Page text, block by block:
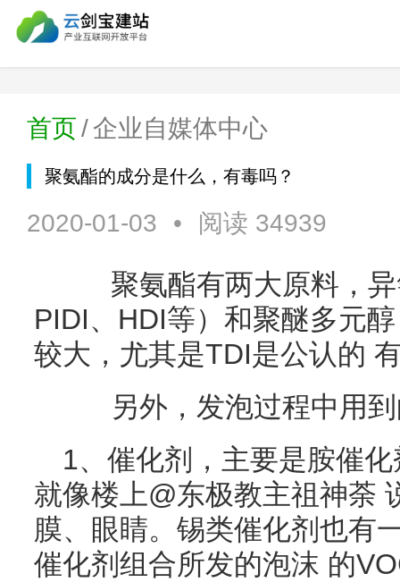
首页/企业自媒体中心
聚氨酯的成分是什么，有毒吗？
2020-01-03 • 阅读 34939
聚氨酯有两大原料，异
PIDI、HDI等）和聚醚多元
较大，尤其是TDI是公认的
另外，发泡过程中用到
1、催化剂，主要是胺催
就像楼上@东极教主祖神荼
膜、眼睛。锡类催化剂也有
催化剂组合所发的泡沫 的